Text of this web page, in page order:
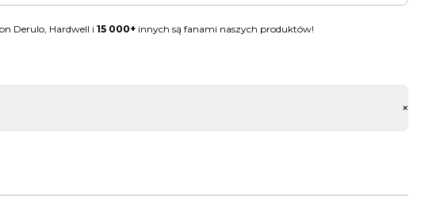
Derulo, Hardwell i 15 000+innych są fanami naszych produktów!
+